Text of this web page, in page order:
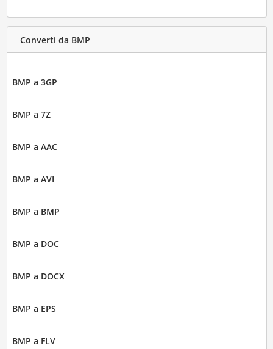
Converti da BMP
BMP a 3GP
BMP a 7Z
BMP a AAC
BMP a AVI
BMP a BMP
BMP a DOC
BMP a DOCX
BMP a EPS
BMP a FLV